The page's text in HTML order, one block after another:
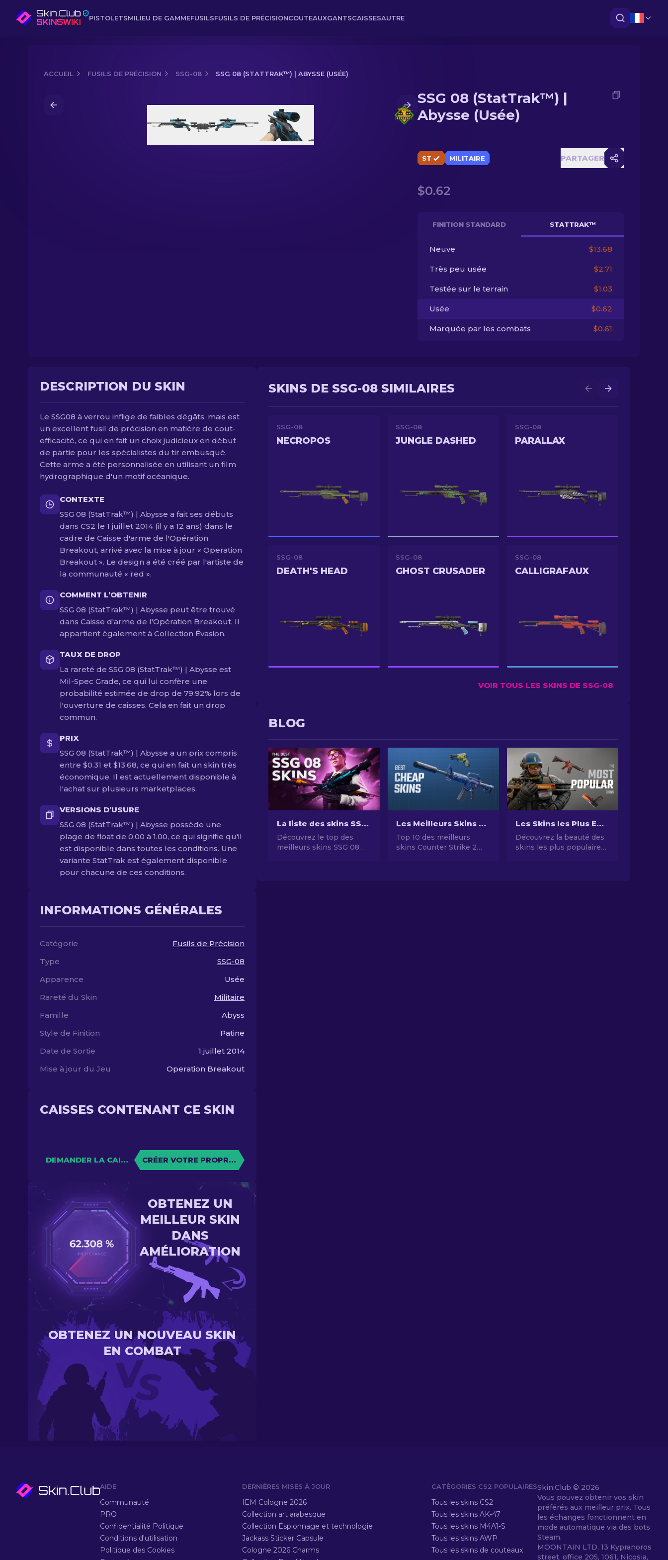
PISTOLETSMILIEU DE GAMMEFUSILSFUSILS DE PRÉCISIONCOUTEAUXGANTSCAISSESAUTRE
ACCUEIL FUSILS DE PRÉCISION SSG-08 SSG 08 (STATTRAK™) | ABYSSE (USÉE)
SSG 08 (StatTrak™) |
Abysse (Usée)
ST MILITAIRE PARTAGER
$0.62
FINITION STANDARD STATTRAK™
Neuve $13.68
Très peu usée $2.71
Testée sur le terrain $1.03
Usée $0.62
Marquée par les combats $0.61
DESCRIPTION DU SKIN
Le SSG08 à verrou inflige de faibles dégâts, mais est
un excellent fusil de précision en matière de cout-
efficacité, ce qui en fait un choix judicieux en début
de partie pour les spécialistes du tir embusqué.
Cette arme a été personnalisée en utilisant un film
hydrographique d'un motif océanique.
CONTEXTE
SSG 08 (StatTrak™) | Abysse a fait ses débuts
dans CS2 le 1 juillet 2014 (il y a 12 ans) dans le
cadre de Caisse d'arme de l'Opération
Breakout, arrivé avec la mise à jour « Operation
Breakout ». Le design a été créé par l'artiste de
la communauté « red ».
COMMENT L’OBTENIR
SSG 08 (StatTrak™) | Abysse peut être trouvé
dans Caisse d'arme de l'Opération Breakout. Il
appartient également à Collection Évasion.
TAUX DE DROP
La rareté de SSG 08 (StatTrak™) | Abysse est
Mil-Spec Grade, ce qui lui confère une
probabilité estimée de drop de 79.92% lors de
l'ouverture de caisses. Cela en fait un drop
commun.
PRIX
SSG 08 (StatTrak™) | Abysse a un prix compris
entre $0.31 et $13.68, ce qui en fait un skin très
économique. Il est actuellement disponible à
l'achat sur plusieurs marketplaces.
VERSIONS D’USURE
SSG 08 (StatTrak™) | Abysse possède une
plage de float de 0.00 à 1.00, ce qui signifie qu'il
est disponible dans toutes les conditions. Une
variante StatTrak est également disponible
pour chacune de ces conditions.
INFORMATIONS GÉNÉRALES
Catégorie
Fusils de Précision
Type
SSG-08
Apparence
Usée
Rareté du Skin
Militaire
Famille
Abyss
Style de Finition
Patine
Date de Sortie
1 juillet 2014
Mise à jour du Jeu
Operation Breakout
CAISSES CONTENANT CE SKIN
DEMANDER LA CAISSE CRÉER VOTRE PROPRE CAISSE
OBTENEZ UN
MEILLEUR SKIN
DANS
AMÉLIORATION
OBTENEZ UN NOUVEAU SKIN
EN COMBAT
SKINS DE SSG-08 SIMILAIRES
SSG-08
NECROPOS
SSG-08
JUNGLE DASHED
SSG-08
PARALLAX
SSG-08
DEATH'S HEAD
SSG-08
GHOST CRUSADER
SSG-08
CALLIGRAFAUX
VOIR TOUS LES SKINS DE SSG-08
BLOG
La liste des skins SSG 08 dans CS2 [2026]
Découvrez le top des
meilleurs skins SSG 08
Les Meilleurs Skins Bon Marché dans CS2 [2026]
Top 10 des meilleurs
skins Counter Strike 2
Les Skins les Plus Emblématiques de CS2 en 2026
Découvrez la beauté des
skins les plus populaires
AIDE
Communauté
PRO
Confidentialité Politique
Conditions d'utilisation
Politique des Cookies
DERNIÈRES MISES À JOUR
IEM Cologne 2026
Collection art arabesque
Collection Espionnage et technologie
Jackass Sticker Capsule
Cologne 2026 Charms
CATÉGORIES CS2 POPULAIRES
Tous les skins CS2
Tous les skins AK-47
Tous les skins M4A1-S
Tous les skins AWP
Tous les skins de couteaux
Skin.Club © 2026
Vous pouvez obtenir vos skin
préférés aux meilleur prix. Tous
les échanges fonctionnent en
mode automatique via des bots
Steam.
MOONTAIN LTD, 13 Kypranoros
street, office 205, 1061, Nicosia,